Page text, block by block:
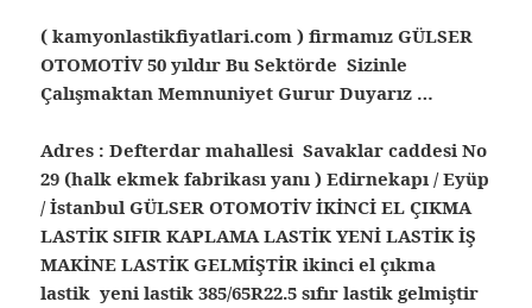
( kamyonlastikfiyatlari.com ) firmamız GÜLSER
OTOMOTİV 50 yıldır Bu Sektörde Sizinle
Çalışmaktan Memnuniyet Gurur Duyarız …
Adres : Defterdar mahallesi Savaklar caddesi No
29 (halk ekmek fabrikası yanı ) Edirnekapı / Eyüp
/ İstanbulGÜLSER OTOMOTİV İKİNCİ EL ÇIKMA
LASTİK SIFIR KAPLAMA LASTİK YENİ LASTİK İŞ
MAKİNE LASTİK GELMİŞTİR ikinci el çıkma
lastik yeni lastik 385/65R22.5 sıfır lastik gelmiştir